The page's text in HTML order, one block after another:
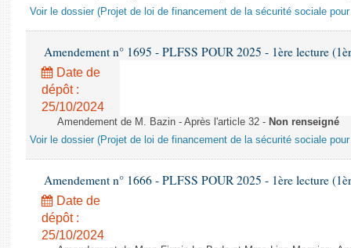
Voir le dossier (Projet de loi de financement de la sécurité sociale pour
Amendement n° 1695 - PLFSS POUR 2025 - 1ère lecture
Date de
dépôt :
25/10/2024
Amendement de M. Bazin - Après l'article 32 - Non renseigné
Voir le dossier (Projet de loi de financement de la sécurité sociale pour
Amendement n° 1666 - PLFSS POUR 2025 - 1ère lecture
Date de
dépôt :
25/10/2024